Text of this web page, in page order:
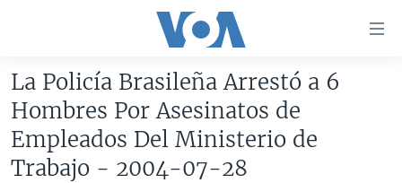
accesibilidad
contenido
principal
AMÉRICA DEL NORTE
EEUU
MÉXICO
ELECCIONES EEUU 2024
ELECCIONES EEUU
VOA VERIFICA
La Policía Brasileña Arrestó a 6
Hombres Por Asesinatos de
Empleados Del Ministerio de
Trabajo - 2004-07-28